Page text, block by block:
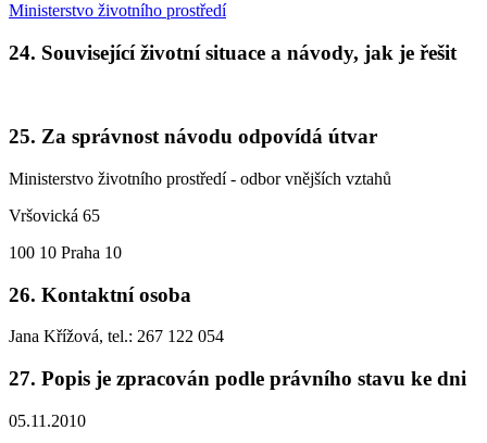
Ministerstvo životního prostředí
24. Související životní situace a návody, jak je řešit
25. Za správnost návodu odpovídá útvar
Ministerstvo životního prostředí - odbor vnějších vztahů
Vršovická 65
100 10 Praha 10
26. Kontaktní osoba
Jana Křížová, tel.: 267 122 054
27. Popis je zpracován podle právního stavu ke dni
05.11.2010